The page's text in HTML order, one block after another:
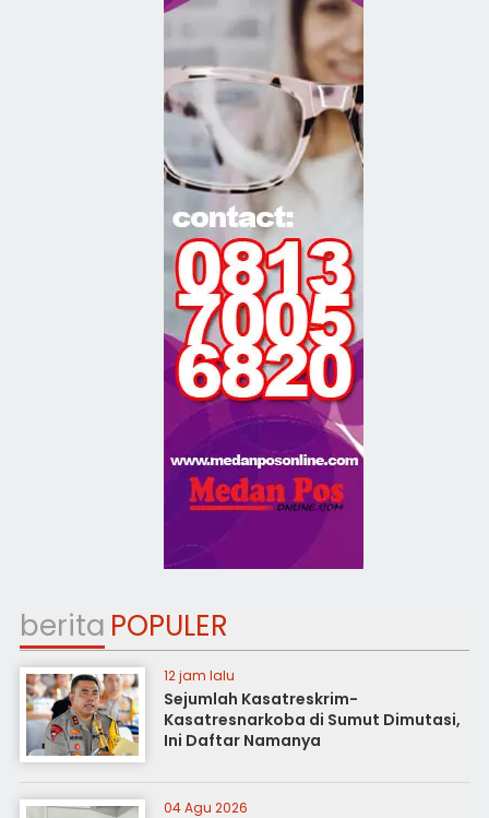
berita POPULER
12 jam lalu
Sejumlah Kasatreskrim-
Kasatresnarkoba di Sumut Dimutasi,
Ini Daftar Namanya
04 Agu 2026